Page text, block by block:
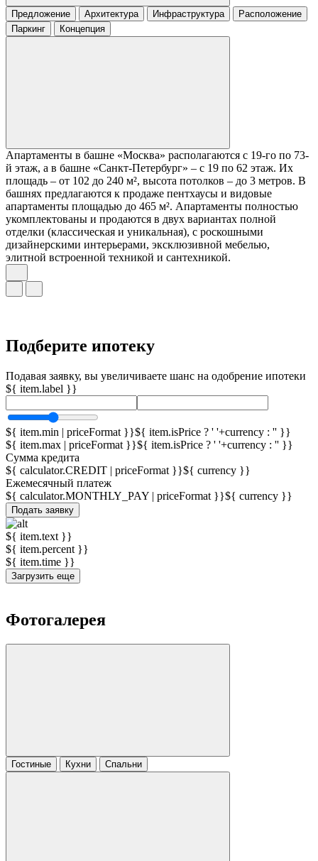
Предложение Архитектура Инфраструктура
Расположение
Паркинг
Концепция
Апартаменты в башне «Москва» располагаются с 19-го по 73-
й этаж, а в башне «Санкт-Петербург» – с 19 по 62 этаж. Их
площадь – от 102 до 240 м², высота потолков – до 3 метров. В
башнях предлагаются к продаже пентхаусы и видовые
апартаменты площадью до 465 м². Апартаменты полностью
укомплектованы и продаются в двух вариантах полной
отделки (классическая и уникальная), с роскошными
дизайнерскими интерьерами, эксклюзивной мебелью,
элитной встроенной техникой и сантехникой.
Подберите ипотеку
Подавая заявку, вы увеличиваете шанс на одобрение ипотеки
${ item.label }}
${ item.min | priceFormat }}${ item.isPrice ? ' '+currency : '' }}
${ item.max | priceFormat }}${ item.isPrice ? ' '+currency : '' }}
Сумма кредита
${ calculator.CREDIT | priceFormat }}${ currency }}
Ежемесячный платеж
${ calculator.MONTHLY_PAY | priceFormat }}${ currency }}
Подать заявку
${ item.text }}
${ item.percent }}
${ item.time }}
Загрузить еще
Фотогалерея
Гостиные Кухни Спальни